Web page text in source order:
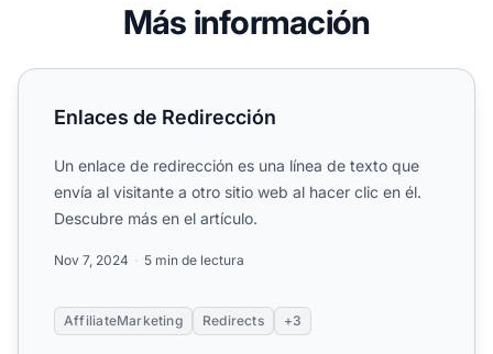
Más información
Enlaces de Redirección
Enlaces de Redirección
Un enlace de redirección es una línea de texto que
envía al visitante a otro sitio web al hacer clic en él.
Descubre más en el artículo.
Nov 7, 2024 5 min de lectura
AffiliateMarketing Redirects +3